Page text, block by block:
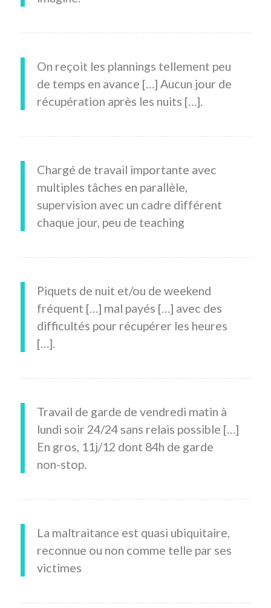
On reçoit les plannings tellement peu
de temps en avance […] Aucun jour de
récupération après les nuits […].
Chargé de travail importante avec
multiples tâches en parallèle,
supervision avec un cadre différent
chaque jour, peu de teaching
Piquets de nuit et/ou de weekend
fréquent […] mal payés […] avec des
difficultés pour récupérer les heures
[…].
Travail de garde de vendredi matin à
lundi soir 24/24 sans relais possible […]
En gros, 11j/12 dont 84h de garde
non-stop.
La maltraitance est quasi ubiquitaire,
reconnue ou non comme telle par ses
victimes